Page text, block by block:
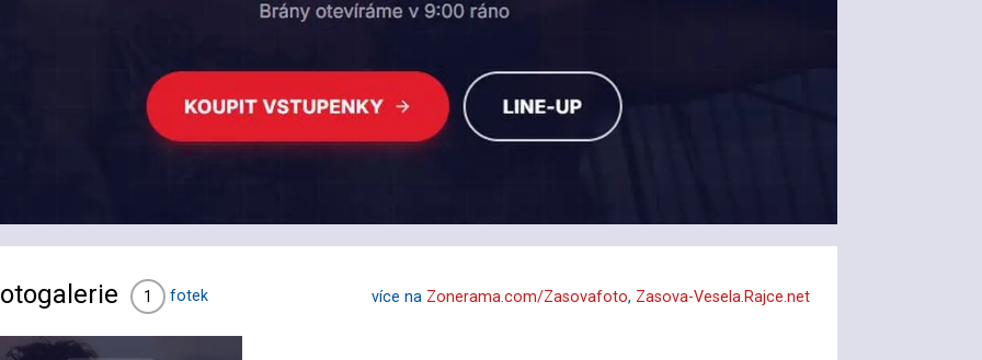
1 fotek více na Zonerama.com/Zasovafoto, Zasova-Vesela.Rajce.net